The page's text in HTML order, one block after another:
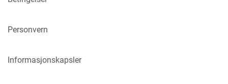
Personvern
Informasjonskapsler